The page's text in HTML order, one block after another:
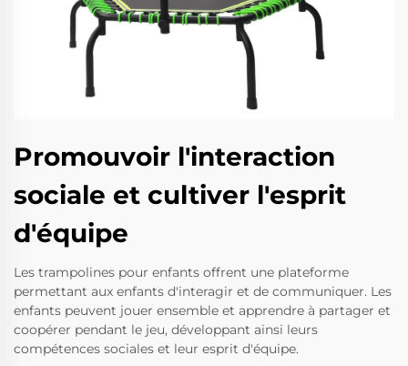
Promouvoir l'interaction
sociale et cultiver l'esprit
d'équipe
Les trampolines pour enfants offrent une plateforme
permettant aux enfants d'interagir et de communiquer. Les
enfants peuvent jouer ensemble et apprendre à partager et
coopérer pendant le jeu, développant ainsi leurs
compétences sociales et leur esprit d'équipe.